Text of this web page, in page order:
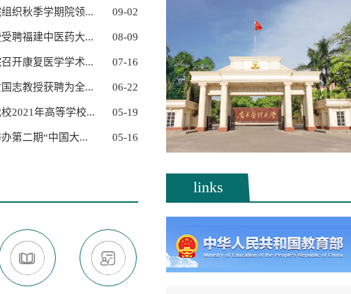
09-02
织秋季学期院领...
08-09
聘福建中医药大...
07-16
开康复医学学术...
06-22
志教授获聘为全...
05-19
2021年高等学校...
05-16
第二期“中国大...
links